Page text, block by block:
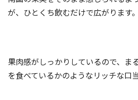
が、ひとくち飲むだけで広がります。
果肉感がしっかりしているので、ま
を食べているかのようなリッチな口